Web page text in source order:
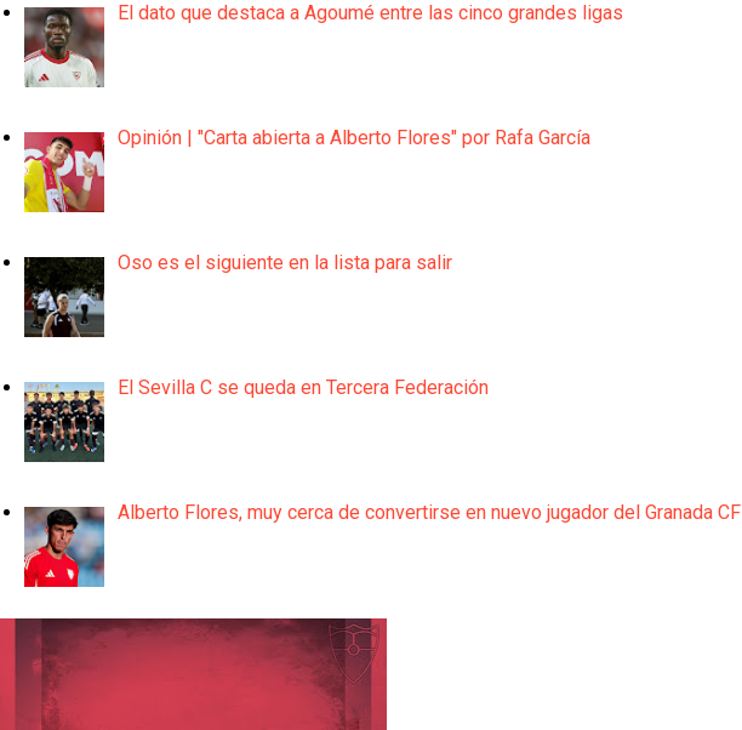
El dato que destaca a Agoumé entre las cinco grandes ligas
Opinión | "Carta abierta a Alberto Flores" por Rafa García
Oso es el siguiente en la lista para salir
El Sevilla C se queda en Tercera Federación
Alberto Flores, muy cerca de convertirse en nuevo jugador del Granada CF